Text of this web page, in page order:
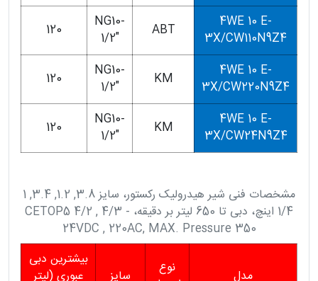
4WE 10 E-
3X/CW110N9Z4
ABT
NG10-
1/2"
120
4WE 10 E-
3X/CW220N9Z4
KM
NG10-
1/2"
120
4WE 10 E-
3X/CW24N9Z4
KM
NG10-
1/2"
120
مشخصات فنی شیر هیدرولیک رکستور، سایز 3.8, 1.2, 3.4, 1
1/4 اینچ، دبی تا 650 لیتر بر دقیقه، CETOP5 4/2 , 4/3 -
24VDC , 220AC, MAX. Pressure 350
مدل
نوع
سایز
بیشترین دبی
عبوری (لیتر